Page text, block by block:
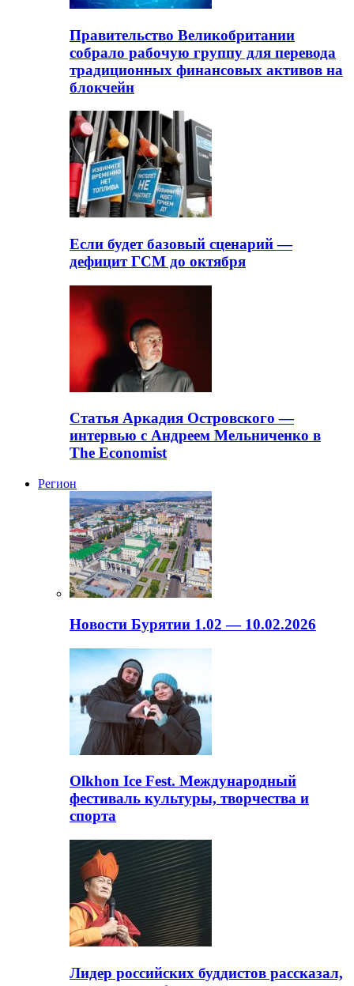
Правительство Великобритании
собрало рабочую группу для перевода
традиционных финансовых активов на
блокчейн
Если будет базовый сценарий —
дефицит ГСМ до октября
Статья Аркадия Островского —
интервью с Андреем Мельниченко в
The Economist
Регион
Новости Бурятии 1.02 — 10.02.2026
Olkhon Ice Fest. Международный
фестиваль культуры, творчества и
спорта
Лидер российских буддистов рассказал,